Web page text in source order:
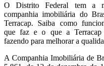
O Distrito Federal tem a
companhia imobiliária do
Terracap. Saiba como
que faz e o que a Terracap
fazendo para melhorar a
A Companhia Imobiliária de